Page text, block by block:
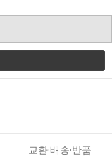
교환·배송·반품